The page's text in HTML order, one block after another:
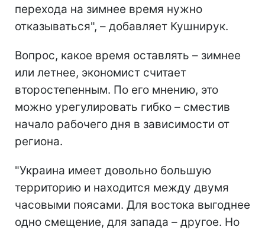
перехода на зимнее время нужно
отказываться", – добавляет Кушнирук.
Вопрос, какое время оставлять – зимнее
или летнее, экономист считает
второстепенным. По его мнению, это
можно урегулировать гибко – сместив
начало рабочего дня в зависимости от
региона.
"Украина имеет довольно большую
территорию и находится между двумя
часовыми поясами. Для востока выгоднее
одно смещение, для запада – другое. Но